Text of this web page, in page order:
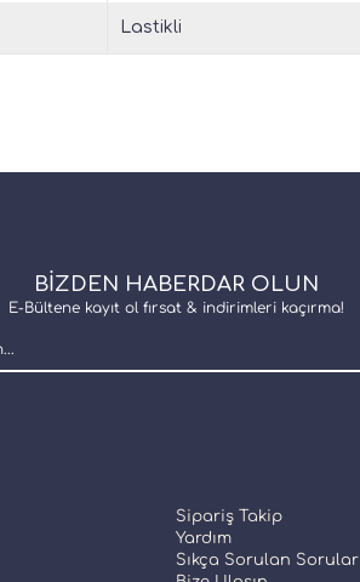
Lastikli
BİZDEN HABERDAR OLUN
E-Bültene kayıt ol fırsat & indirimleri kaçırma!
Sipariş Takip
Yardım
Sıkça Sorulan Sorular